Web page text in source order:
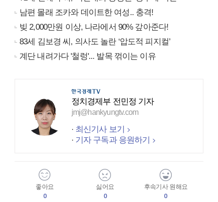
남편 몰래 조카와 데이트한 여성.. 충격!
빚 2,000만원 이상, 나라에서 90% 갚아준다!
83세 김보경 씨, 의사도 놀란 ‘압도적 피지컬’
계단 내려가다 '철렁'... 발목 꺾이는 이유
정치경제부 전민정 기자
jmj@hankyungtv.com
최신기사 보기
기자 구독과 응원하기
좋아요
0
싫어요
0
후속기사 원해요
0